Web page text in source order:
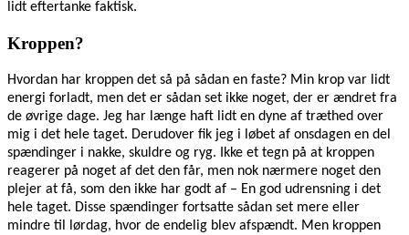
lidt eftertanke faktisk.
Kroppen?
Hvordan har kroppen det så på sådan en faste? Min krop var lidt
energi forladt, men det er sådan set ikke noget, der er ændret fra
de øvrige dage. Jeg har længe haft lidt en dyne af træthed over
mig i det hele taget. Derudover fik jeg i løbet af onsdagen en del
spændinger i nakke, skuldre og ryg. Ikke et tegn på at kroppen
reagerer på noget af det den får, men nok nærmere noget den
plejer at få, som den ikke har godt af – En god udrensning i det
hele taget. Disse spændinger fortsatte sådan set mere eller
mindre til lørdag, hvor de endelig blev afspændt. Men kroppen